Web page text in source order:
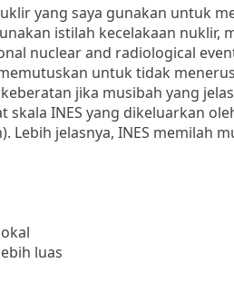
yang saya gunakan untuk
istilah kecelakaan
nuclear and radiological
untuk tidak
jika musibah yang
INES yang dikeluarkan
Lebih jelasnya, INES memilah
luas